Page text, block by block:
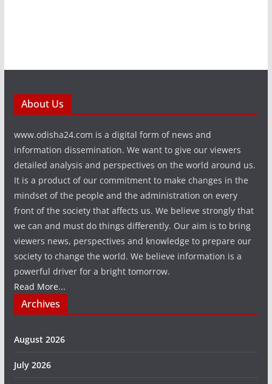
About Us
www.odisha24.com is a digital form of news and
information dissemination. We want to give our viewers
detailed analysis and perspectives on the world around us.
It is a product of our commitment to make changes in the
mindset of the people and the administration on every
front of the society that affects us. We believe strongly that
we can and must do things differently. Our aim is to bring
viewers news, perspectives and knowledge to prepare our
society to change the world. We believe information is a
powerful driver for a bright tomorrow.
Read More...
Archives
August 2026
July 2026